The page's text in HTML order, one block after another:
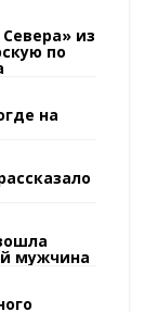
из
по
на
мужчина